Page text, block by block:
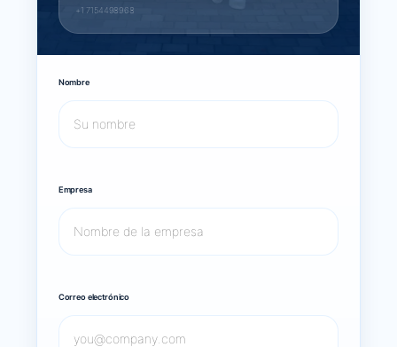
+1 7154498968
Nombre
Empresa
Correo electrónico